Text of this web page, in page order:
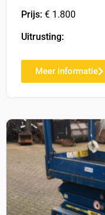
Prijs: € 1.800
Uitrusting:
Meer informatie